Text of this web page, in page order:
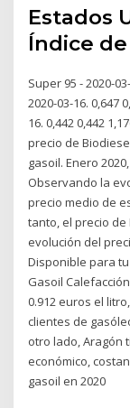
Estados
Índice de
Super 95 - 2020-
2020-03-16. 0,647
16. 0,442 0,442
precio de
gasoil. Enero
Observando la
precio medio de
tanto, el precio
evolución del
Disponible para
Gasoil
0.912 euros el
clientes de
otro lado, Aragón
económico,
gasoil en 2020